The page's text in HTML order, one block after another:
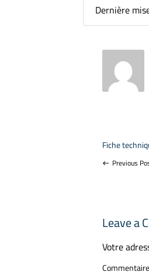
Dernière
Fiche
west Previous
Leave a
Votre
Commentaire